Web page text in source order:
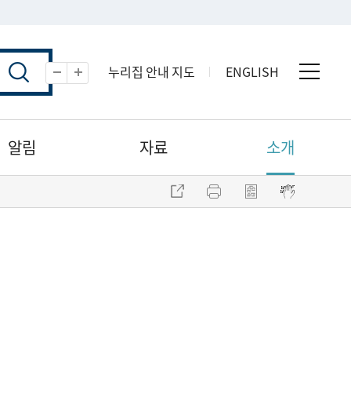
축소 누리집 안내 지도 ENGLISH
알림 자료 소개
주소 복사 프린트 점자파일 내려받기